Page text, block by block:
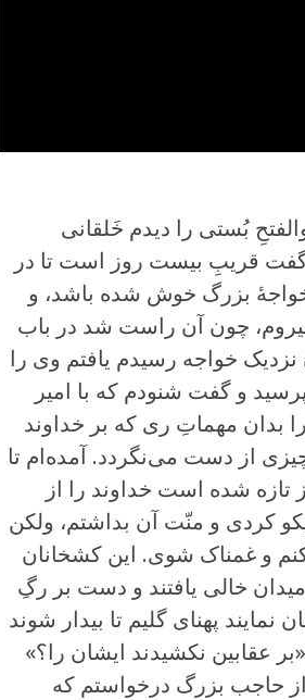
بُستی را دیدم خَلقانی
قریبِ بیست روز است تا در
بزرگ خوش شده باشد، و
چون آن راست شد در باب
خواجه رسیدم یافتم وی را
و گفت شنودم که با امیر
بدان مهماتِ ری که بر خداوند
از دست می‌نگردد. آمده‌ام تا
تازه شده است خداوند را از
گفت {ص۲۰۶} «سخت نیکو کردی و منّت آن بداشتم، ولکن
و غمناک شوی. این کشخانان
خالی یافتند و دست بر رگِ
پهنای گلیم تا بیدار شوند
عقابین نکشیدند ایشان را؟»
حاجب بزرگ درخواستم که